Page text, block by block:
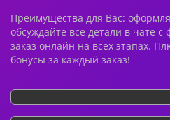
Преимущества для Вас:
обсуждайте все детали в чате
заказ онлайн на всех этапах.
бонусы за каждый заказ!